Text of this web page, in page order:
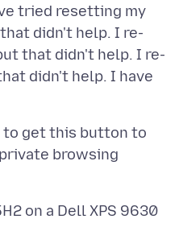
tried resetting my
didn't help. I re-
that didn't help. I re-
didn't help. I have
to get this button to
browsing
on a Dell XPS 9630